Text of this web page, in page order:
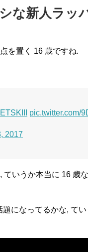
な新人ラッ
を置く 16 歳ですね.
pic.twitter.com/
2017
ていうか本当に 16 歳
になってるかな, て